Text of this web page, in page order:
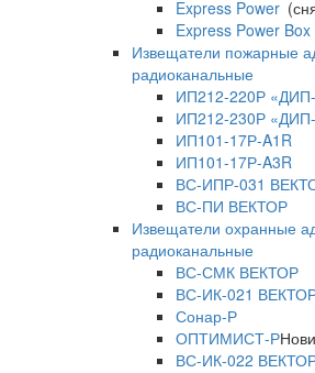
Express Power
Express Power Box
Извещатели пожарные
радиоканальные
ИП212-220Р
ИП212-230Р
ИП101-17Р-A1R
ИП101-17Р-A3R
ВС-ИПР-031
ВС-ПИ ВЕКТОР
Извещатели охранные
радиоканальные
ВС-СМК ВЕКТОР
ВС-ИК-021
Сонар-Р
ОПТИМИСТ-Р
ВС-ИК-022